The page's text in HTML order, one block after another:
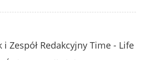
Zespół Redakcyjny Time - Life